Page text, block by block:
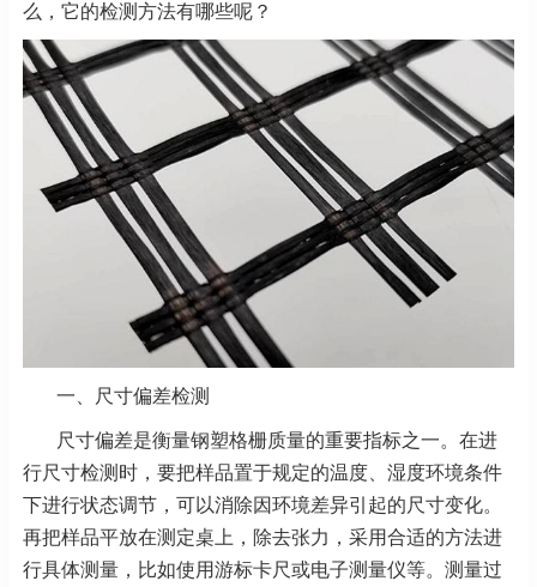
么，它的检测方法有哪些呢？
一、尺寸偏差检测
尺寸偏差是衡量钢塑格栅质量的重要指标之一。在进
行尺寸检测时，要把样品置于规定的温度、湿度环境条件
下进行状态调节，可以消除因环境差异引起的尺寸变化。
再把样品平放在测定桌上，除去张力，采用合适的方法进
行具体测量，比如使用游标卡尺或电子测量仪等。测量过